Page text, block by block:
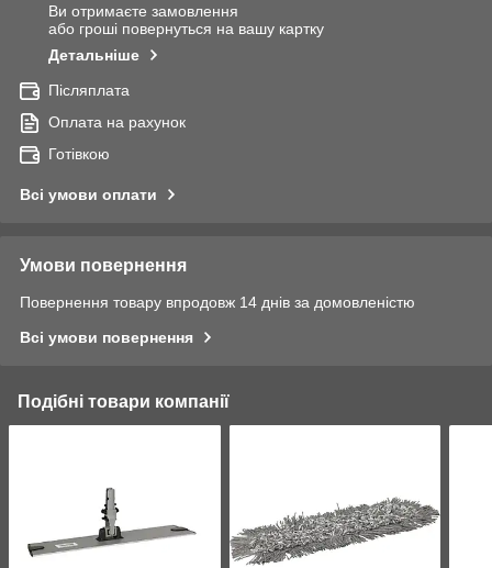
Ви отримаєте замовлення
або гроші повернуться на вашу картку
Детальніше
Післяплата
Оплата на рахунок
Готівкою
Всі умови оплати
Умови повернення
Повернення товару впродовж 14 днів за домовленістю
Всі умови повернення
Подібні товари компанії